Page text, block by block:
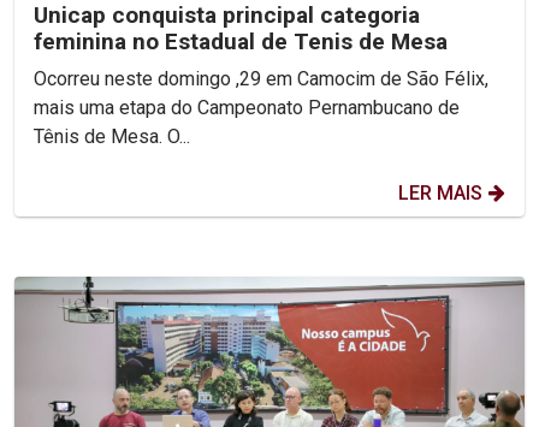
Unicap conquista principal categoria
feminina no Estadual de Tenis de Mesa
Ocorreu neste domingo ,29 em Camocim de São Félix,
mais uma etapa do Campeonato Pernambucano de
Tênis de Mesa. O...
LER MAIS